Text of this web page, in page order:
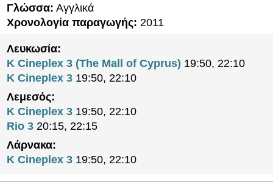
Γλώσσα: Αγγλικά
Χρονολογία παραγωγής: 2011
Λευκωσία:
K Cineplex 3 (The Mall of Cyprus) 19:50, 22:10
K Cineplex 3 19:50, 22:10
Λεμεσός:
K Cineplex 3 19:50, 22:10
Rio 3 20:15, 22:15
Λάρνακα:
K Cineplex 3 19:50, 22:10